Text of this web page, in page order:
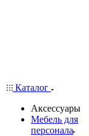
Каталог
Аксессуары
Мебель для
персонала